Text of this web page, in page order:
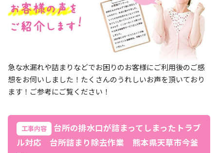
急な水漏れや詰まりなどでお困りのお客様にご利用後のご感
想をお伺いしました！たくさんのうれしいお声を頂いており
ます！ご参考にご覧ください！
工事内容
台所の排水口が詰まってしまったトラブ
ル対応 台所詰まり除去作業 熊本県天草市今釜